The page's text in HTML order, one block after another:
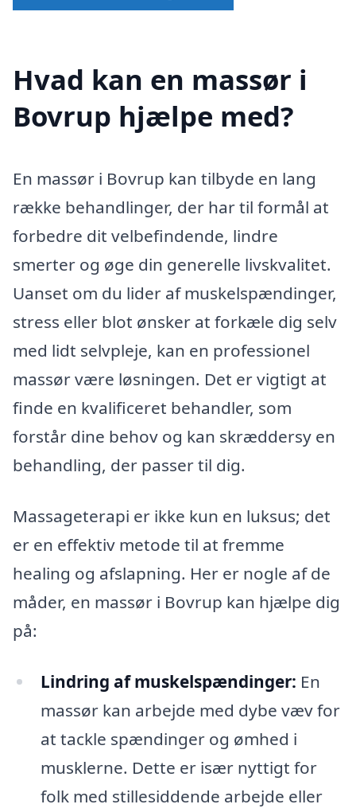
Hvad kan en massør i
Bovrup hjælpe med?
En massør i Bovrup kan tilbyde en lang
række behandlinger, der har til formål at
forbedre dit velbefindende, lindre
smerter og øge din generelle livskvalitet.
Uanset om du lider af muskelspændinger,
stress eller blot ønsker at forkæle dig selv
med lidt selvpleje, kan en professionel
massør være løsningen. Det er vigtigt at
finde en kvalificeret behandler, som
forstår dine behov og kan skræddersy en
behandling, der passer til dig.
Massageterapi er ikke kun en luksus; det
er en effektiv metode til at fremme
healing og afslapning. Her er nogle af de
måder, en massør i Bovrup kan hjælpe dig
på:
Lindring af muskelspændinger: En
massør kan arbejde med dybe væv for
at tackle spændinger og ømhed i
musklerne. Dette er især nyttigt for
folk med stillesiddende arbejde eller